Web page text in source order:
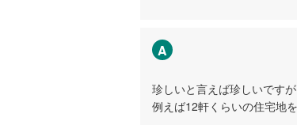
A
珍しいと言えば珍しいです
例えば12軒くらいの住宅地